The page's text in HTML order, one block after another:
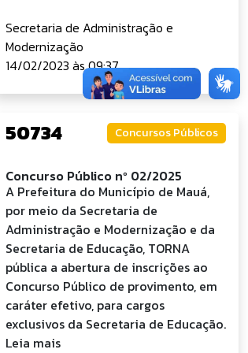
Secretaria de Administração e
Modernização
14/02/2023 às 09:37
50734 Concursos Públicos
Concurso Público nº 02/2025
A Prefeitura do Município de Mauá,
por meio da Secretaria de
Administração e Modernização e da
Secretaria de Educação, TORNA
pública a abertura de inscrições ao
Concurso Público de provimento, em
caráter efetivo, para cargos
exclusivos da Secretaria de Educação.
Leia mais